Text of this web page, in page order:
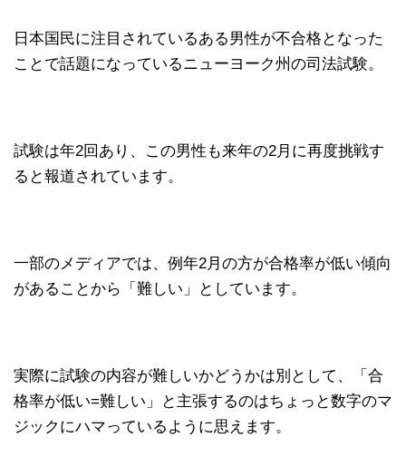
日本国民に注目されているある男性が不合格となった
ことで話題になっているニューヨーク州の司法試験。
試験は年2回あり、この男性も来年の2月に再度挑戦す
ると報道されています。
一部のメディアでは、例年2月の方が合格率が低い傾向
があることから「難しい」としています。
実際に試験の内容が難しいかどうかは別として、「合
格率が低い=難しい」と主張するのはちょっと数字のマ
ジックにハマっているように思えます。